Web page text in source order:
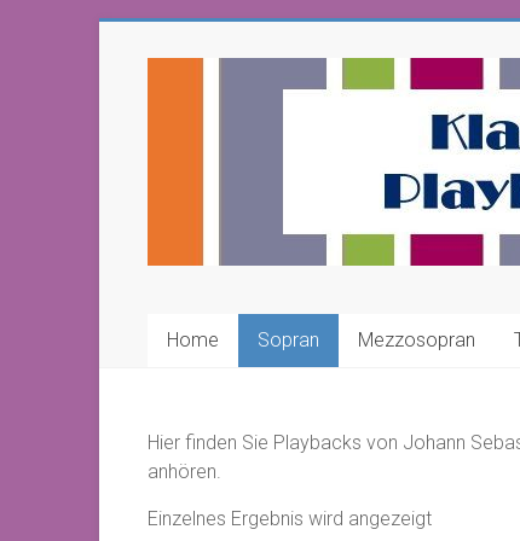
www.Klassik-
Home Sopran Mezzosopran
Hier finden Sie Playbacks von Johann
anhören.
Einzelnes Ergebnis wird angezeigt